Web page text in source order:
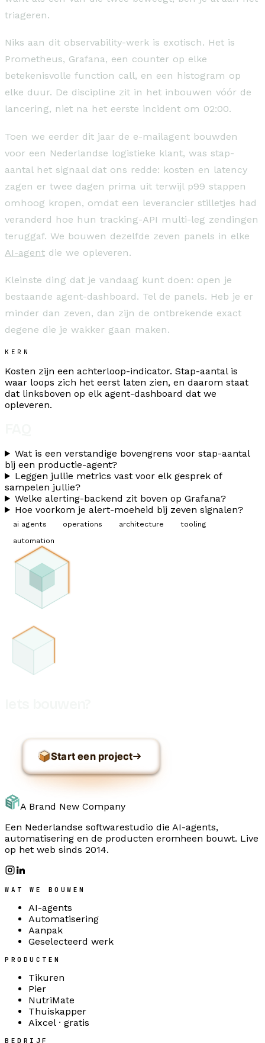
triageren.
Niks aan dit observability-werk is exotisch. Het is
Prometheus, Grafana, een counter op elke
betekenisvolle function call, en een histogram op
elke duur. De discipline zit in het inbouwen vóór de
lancering, niet na het eerste incident om 02:00.
Toen we eerder dit jaar de e-mailagent bouwden
voor een Nederlandse logistieke klant, was stap-
aantal het signaal dat ons redde: kosten en latency
zagen er twee dagen prima uit terwijl p99 stappen
omhoog kropen, omdat een leverancier stilletjes had
veranderd hoe hun tracking-API multi-leg zendingen
teruggaf. We bouwen dezelfde zeven panels in elke
AI-agent die we opleveren.
Kleinste ding dat je vandaag kunt doen: open je
bestaande agent-dashboard. Tel de panels. Heb je er
minder dan zeven, dan zijn de ontbrekende exact
degene die je wakker gaan maken.
KERN
Kosten zijn een achterloop-indicator. Stap-aantal is
waar loops zich het eerst laten zien, en daarom staat
dat linksboven op elk agent-dashboard dat we
opleveren.
Wat is een verstandige bovengrens voor stap-aantal
bij een productie-agent?
Leggen jullie metrics vast voor elk gesprek of
sampelen jullie?
Welke alerting-backend zit boven op Grafana?
Hoe voorkom je alert-moeheid bij zeven signalen?
ai agents operations architecture
tooling
automation
Start een project
A Brand New Company
Een Nederlandse softwarestudio die AI-agents,
automatisering en de producten eromheen bouwt. Live
op het web sinds 2014.
WAT WE BOUWEN
AI-agents
Automatisering
Aanpak
Geselecteerd werk
PRODUCTEN
Tikuren
Pier
NutriMate
Thuiskapper
Aixcel · gratis
BEDRIJF